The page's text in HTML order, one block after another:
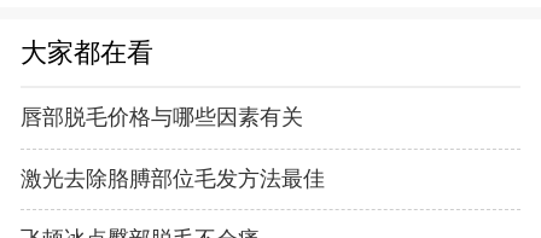
大家都在看
唇部脱毛价格与哪些因素有关
激光去除胳膊部位毛发方法最佳